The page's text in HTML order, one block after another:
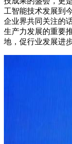
工智能技术发展到
企业界共同关注的
生产力发展的重要
地，促行业发展进步